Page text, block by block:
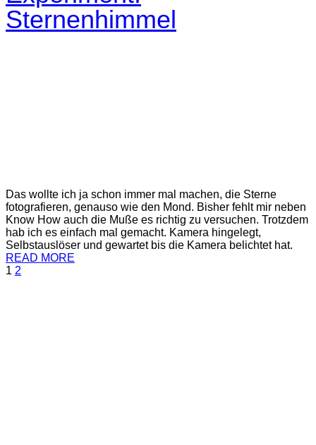
Sternenhimmel
Das wollte ich ja schon immer mal machen, die Sterne
fotografieren, genauso wie den Mond. Bisher fehlt mir neben
Know How auch die Muße es richtig zu versuchen. Trotzdem
hab ich es einfach mal gemacht. Kamera hingelegt,
Selbstauslöser und gewartet bis die Kamera belichtet hat.
READ MORE
1 2